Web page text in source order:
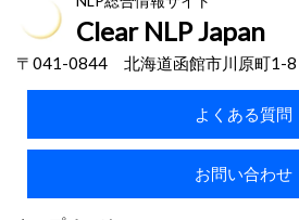
Clear NLP Japan
〒041-0844 北海道函館市川原町1-8
よくある質問
お問い合わせ